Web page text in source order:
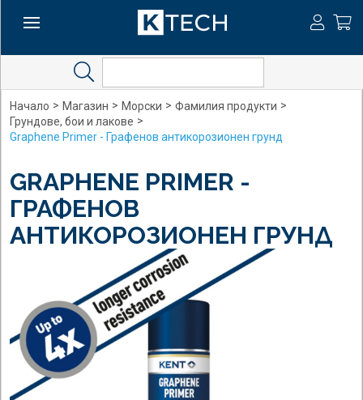
Начало > Магазин > Морски > Фамилия продукти >
Грундове, бои и лакове >
Graphene Primer - Графенов антикорозионен грунд
GRAPHENE PRIMER -
ГРАФЕНОВ
АНТИКОРОЗИОНЕН ГРУНД